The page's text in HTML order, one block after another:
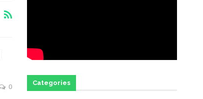
0
Categories